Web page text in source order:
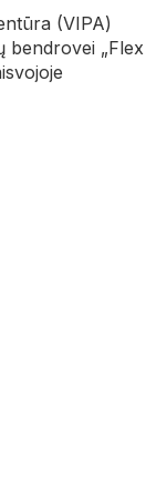
(VIPA)
bendrovei „Flex